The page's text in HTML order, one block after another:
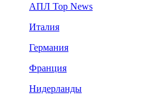
АПЛ Top News
Италия
Германия
Франция
Нидерланды